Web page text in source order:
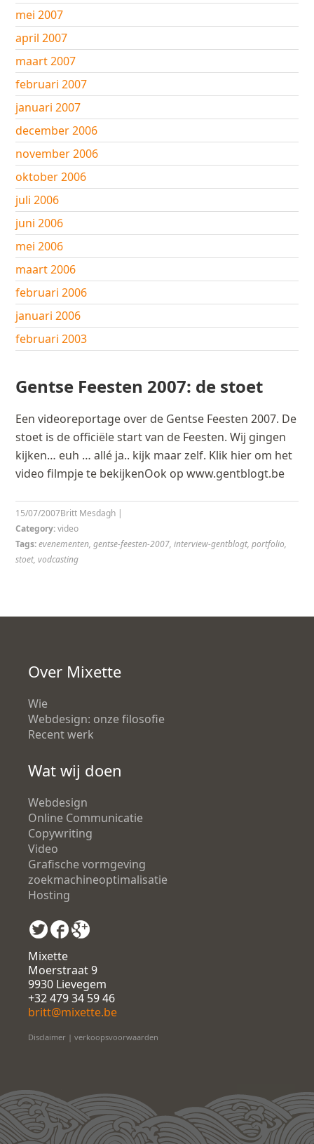
mei 2007
april 2007
maart 2007
februari 2007
januari 2007
december 2006
november 2006
oktober 2006
juli 2006
juni 2006
mei 2006
maart 2006
februari 2006
januari 2006
februari 2003
Gentse Feesten 2007: de stoet
Een videoreportage over de Gentse Feesten 2007. De
stoet is de officiële start van de Feesten. Wij gingen
kijken… euh … allé ja.. kijk maar zelf. Klik hier om het
video filmpje te bekijkenOok op www.gentblogt.be
Britt Mesdagh |
15/07/2007
Category:video
Tags:evenementen,gentse-feesten-2007,interview-gentblogt,portfolio,
stoet,vodcasting
Over Mixette
Wie
Webdesign: onze filosofie
Recent werk
Wat wij doen
Webdesign
Online Communicatie
Copywriting
Video
Grafische vormgeving
zoekmachineoptimalisatie
Hosting
Mixette
Moerstraat 9
9930 Lievegem
+32 479 34 59 46
britt@mixette.be
Disclaimer | verkoopsvoorwaarden